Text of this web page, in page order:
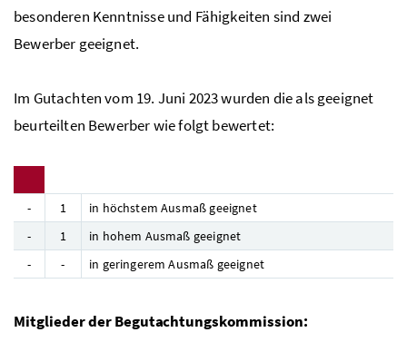
besonderen Kenntnisse und Fähigkeiten sind zwei
Bewerber geeignet.
Im Gutachten vom 19. Juni 2023 wurden die als geeignet
beurteilten Bewerber wie folgt bewertet:
- 1
in höchstem Ausmaß geeignet
-
1
in hohem Ausmaß geeignet
-
- in geringerem Ausmaß geeignet
Mitglieder der Begutachtungskommission: